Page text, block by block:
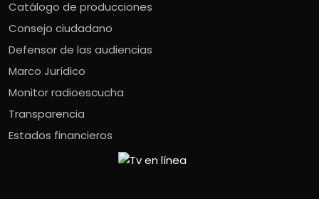
Catálogo de producciones
Consejo ciudadano
Defensor de las audiencias
Marco Jurídico
Monitor radioescucha
Transparencia
Estados financieros